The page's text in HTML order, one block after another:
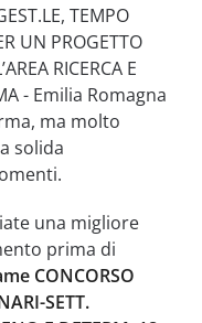
TEMPO
UN PROGETTO
RICERCA E
- Emilia Romagna
ma molto
solida
una migliore
prima di
CONCORSO
SETT.